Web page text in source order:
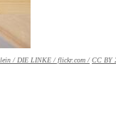
/ DIE LINKE / flickr.com / CC BY